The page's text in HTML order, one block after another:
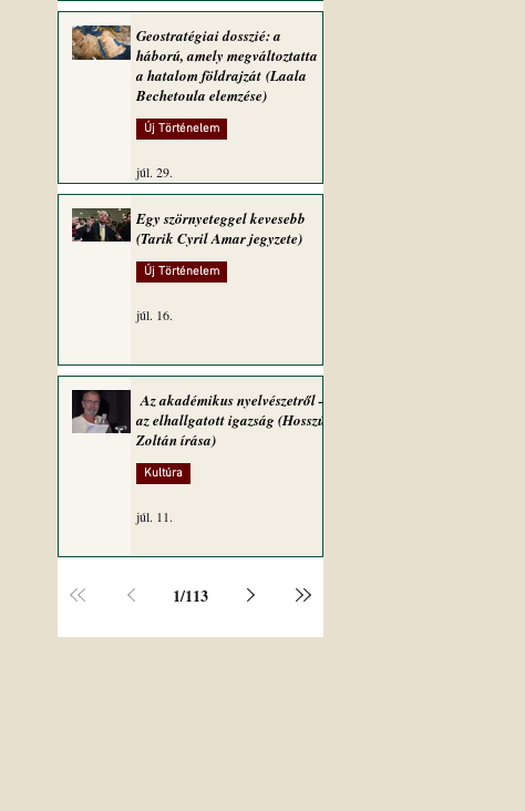
Geostratégiai dosszié: a
háború, amely megváltoztatta
a hatalom földrajzát (Laala
Bechetoula elemzése)
Új Történelem
júl. 29.
Egy szörnyeteggel kevesebb
(Tarik Cyril Amar jegyzete)
Új Történelem
júl. 16.
Az akadémikus nyelvészetről –
az elhallgatott igazság (Hosszú
Zoltán írása)
Kultúra
júl. 11.
1/113